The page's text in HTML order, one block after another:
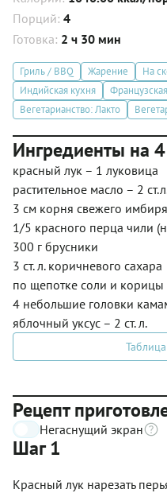
Порций: 4
Готовка: 2 ч 30 мин
Гриль / BBQ Жарение На
Индийская кухня
Вегетарианство: Лакто
Ингредиенты на
красный лук – 1 луковица
растительное масло – 2
3 см корня свежего имбиря
1/5 красного перца чили
300 г брусники
3 ст. л. коричневого сахара
по щепотке соли и корицы
4 небольшие головки
яблочный уксус – 2 ст. л.
Рецепт
Негаснущий экран
Шаг 1
Красный лук нарезать